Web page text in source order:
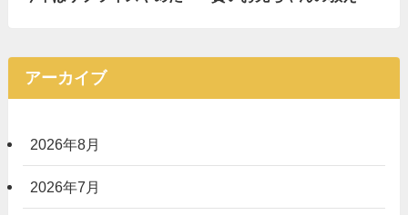
アーカイブ
2026年8月
2026年7月